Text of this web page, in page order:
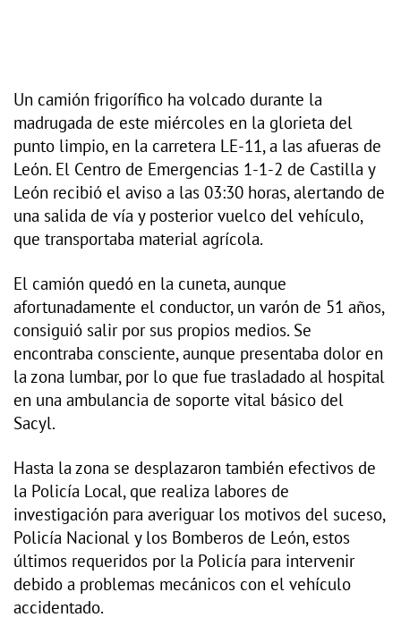
Un camión frigorífico ha volcado durante la
madrugada de este miércoles en la glorieta del
punto limpio, en la carretera LE-11, a las afueras de
León. El Centro de Emergencias 1-1-2 de Castilla y
León recibió el aviso a las 03:30 horas, alertando de
una salida de vía y posterior vuelco del vehículo,
que transportaba material agrícola.
El camión quedó en la cuneta, aunque
afortunadamente el conductor, un varón de 51 años,
consiguió salir por sus propios medios. Se
encontraba consciente, aunque presentaba dolor en
la zona lumbar, por lo que fue trasladado al hospital
en una ambulancia de soporte vital básico del
Sacyl.
Hasta la zona se desplazaron también efectivos de
la Policía Local, que realiza labores de
investigación para averiguar los motivos del suceso,
Policía Nacional y los Bomberos de León, estos
últimos requeridos por la Policía para intervenir
debido a problemas mecánicos con el vehículo
accidentado.